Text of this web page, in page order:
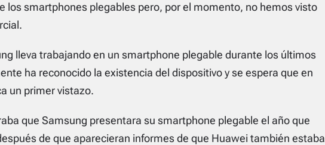
los smartphones plegables pero, por el momento, no hemos visto
lleva trabajando en un smartphone plegable durante los últimos
ha reconocido la existencia del dispositivo y se espera que en
un primer vistazo.
que Samsung presentara su smartphone plegable el año que
de que aparecieran informes de que Huawei también estaba